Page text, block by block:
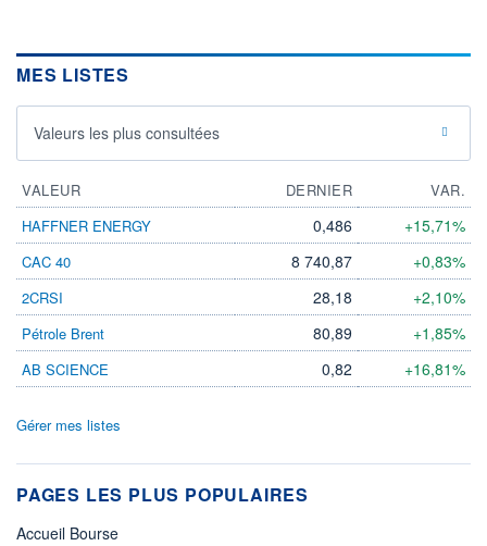
MES LISTES
Valeurs les plus consultées
VALEUR DERNIER
VAR.
HAFFNER ENERGY
0,486 +15,71%
CAC 40 8 740,87 +0,83%
2CRSI 28,18 +2,10%
Pétrole Brent 80,89 +1,85%
AB SCIENCE 0,82 +16,81%
Gérer mes listes
PAGES LES PLUS POPULAIRES
Accueil Bourse